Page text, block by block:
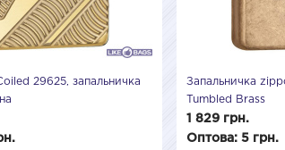
29625, запальничка
Запальничка
Tumbled Brass
1 829 грн.
Оптова: 5 грн.